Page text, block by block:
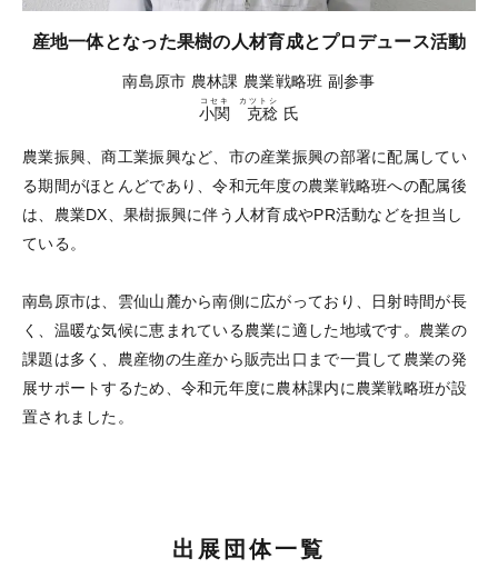
産地一体となった果樹の人材育成とプロデュース活動
南島原市 農林課 農業戦略班 副参事
小関 克稔
コセキ カツトシ
氏
農業振興、商工業振興など、市の産業振興の部署に配属してい
る期間がほとんどであり、令和元年度の農業戦略班への配属後
は、農業DX、果樹振興に伴う人材育成やPR活動などを担当し
ている。
南島原市は、雲仙山麓から南側に広がっており、日射時間が長
く、温暖な気候に恵まれている農業に適した地域です。農業の
課題は多く、農産物の生産から販売出口まで一貫して農業の発
展サポートするため、令和元年度に農林課内に農業戦略班が設
置されました。
出展団体一覧